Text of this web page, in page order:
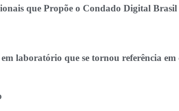
que Propõe o Condado Digital
laboratório que se tornou referência em